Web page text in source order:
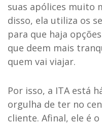
suas apólices muito
disso, ela utiliza os
para que haja
que deem mais
quem vai viajar.
Por isso, a ITA está
orgulha de ter no
cliente. Afinal, ele é